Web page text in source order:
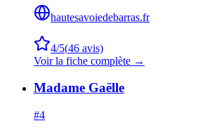
hautesavoiedebarras.fr
4/5(46 avis)
Voir la fiche complète →
Madame Gaëlle
#4